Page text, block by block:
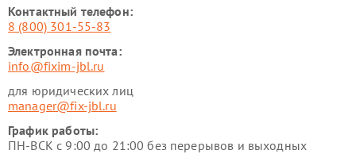
Контактный телефон:
8 (800) 301-55-83
Электронная почта:
info@fixim-jbl.ru
для юридических лиц
manager@fix-jbl.ru
График работы:
ПН-ВСК с 9:00 до 21:00 без перерывов и выходных